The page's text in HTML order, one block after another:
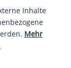
Inhalte
Mehr